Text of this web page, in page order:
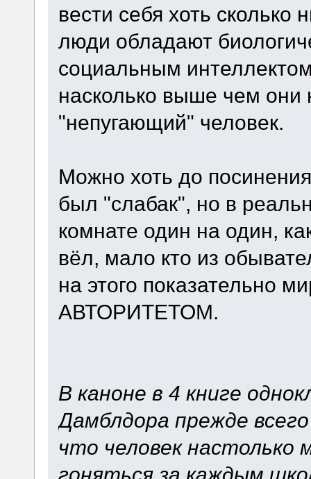
вести себя хоть сколько
люди обладают
социальным
насколько выше чем они
"непугающий" человек.
Можно хоть до
был "слабак", но в
комнате один на один,
вёл, мало кто из
на этого показательно
АВТОРИТЕТОМ.
В каноне в 4 книге
Дамблдора прежде
что человек
гоняться за каждым